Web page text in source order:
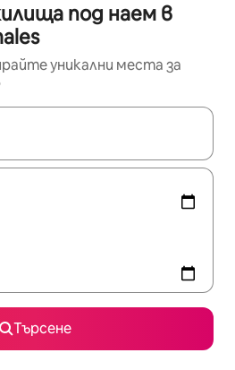
под наем в
уникални места за
покажат, използвайте
Търсене